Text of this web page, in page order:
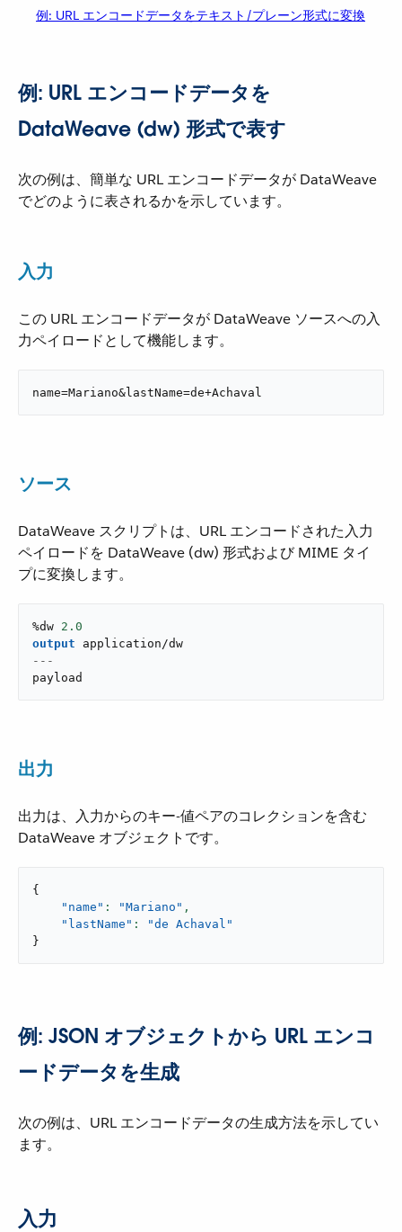
例: URL エンコードデータをテキスト/プレーン形式に変換
例: URL エンコードデータを
DataWeave (dw) 形式で表す
次の例は、簡単な URL エンコードデータが DataWeave
でどのように表されるかを示しています。
入力
この URL エンコードデータが DataWeave ソースへの入
力ペイロードとして機能します。
name=Mariano&lastName=de+Achaval
ソース
DataWeave スクリプトは、URL エンコードされた入力
ペイロードを DataWeave (dw) 形式および MIME タイ
プに変換します。
%dw 2.0
output
application/dw
---
payload
出力
出力は、入力からのキー-値ペアのコレクションを含む
DataWeave オブジェクトです。
{
"name" : "Mariano" ,
"lastName" :
"de Achaval"
}
例: JSON オブジェクトから URL エンコ
ードデータを生成
次の例は、URL エンコードデータの生成方法を示してい
ます。
入力